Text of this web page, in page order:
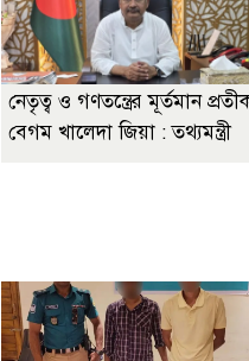
নেতৃত্ব ও গণতন্ত্রের মূর্তমান
বেগম খালেদা জিয়া : তথ্যমন্ত্রী